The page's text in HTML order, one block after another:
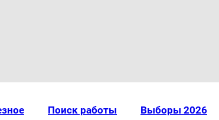
Поиск работы Выборы 2026